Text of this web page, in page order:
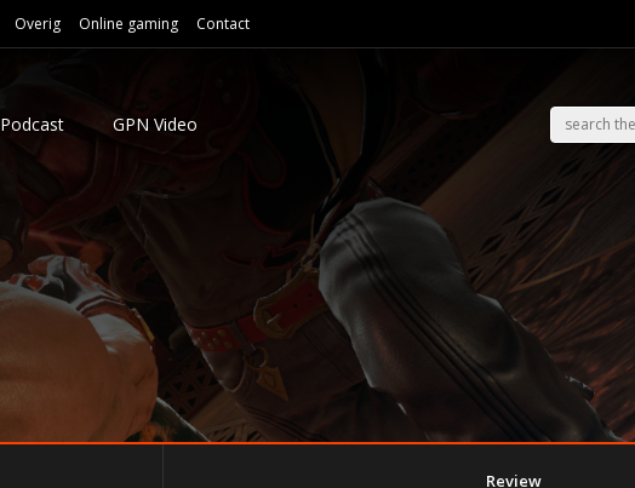
Overig Online gaming Contact
Podcast GPN Video
Review